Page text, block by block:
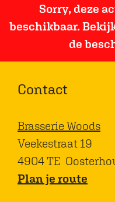
Sorry, deze
beschikbaar.
de
Contact
Brasserie Woods
Veekestraat 19
4904 TE
Plan je route